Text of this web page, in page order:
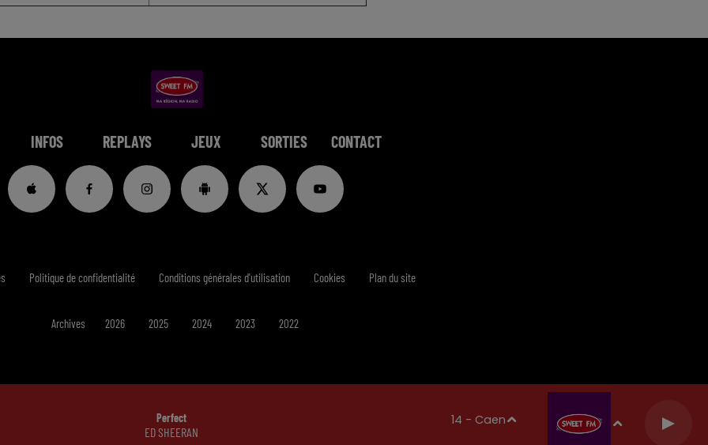
INFOS REPLAYS JEUX SORTIES CONTACT
Perfect
ED SHEERAN
14 - Caen
Politique de confidentialité Conditions générales d'utilisation Cookies Plan du site
Archives 2026 2025 2024 2023 2022